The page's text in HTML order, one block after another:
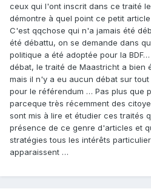
ceux qui l'ont inscrit dans ce traité
démontre à quel point ce petit
C'est qqchose qui n'a jamais été
été débattu, on se demande dans
politique a été adoptée pour la
débat, le traité de Maastricht a bien
mais il n'y a eu aucun débat sur
pour le référendum … Pas plus que
parceque très récemment des
sont mis à lire et étudier ces traités
présence de ce genre d'articles et
stratégies tous les intérêts
apparaissent …